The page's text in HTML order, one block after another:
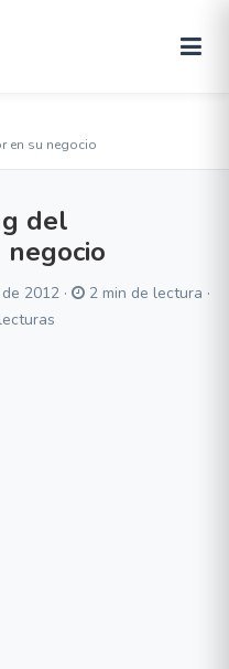
en su negocio
del
2012 ·
2 min de lectura ·